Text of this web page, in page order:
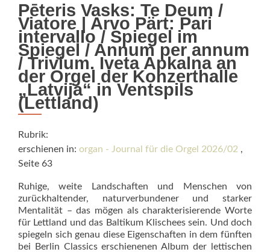
Pēteris Vasks: Te Deum /
Viatore | Arvo Pärt: Pari
intervallo / Spiegel im
Spiegel / Annum per annum
/ Trivium. Iveta Apkalna an
der Orgel der Konzerthalle
„Latvija“ in Ventspils
(Lettland)
Rubrik:
erschienen in: organ - Journal für die Orgel 2026/02 ,
Seite 63
Ruhige, weite Landschaften und Menschen von
zurückhaltender, na­turverbundener und starker
Mentalität – das mögen als charakterisierende Worte
für Lettland und das Baltikum Klischees sein. Und doch
spiegeln sich genau diese Eigenschaften in dem fünften
bei Berlin Classics erschienenen Album der lettischen